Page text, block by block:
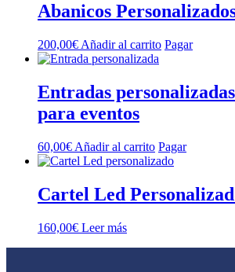
Abanicos
200,00€ Añadir al carrito Pagar
Entradas
para eventos
60,00€ Añadir al carrito Pagar
Cartel Led
160,00€ Leer más